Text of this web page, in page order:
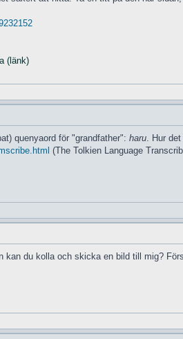
(länk)
quenyaord för "grandfather": haru. Hur
(The Tolkien Language
kan du kolla och skicka en bild till mig?